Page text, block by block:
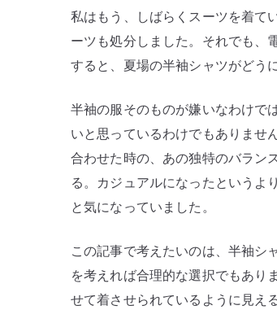
私はもう、しばらくスーツを着て
ーツも処分しました。それでも、
すると、夏場の半袖シャツがどう
半袖の服そのものが嫌いなわけで
いと思っているわけでもありませ
合わせた時の、あの独特のバラン
る。カジュアルになったというよ
と気になっていました。
この記事で考えたいのは、半袖シ
を考えれば合理的な選択でもあり
せて着させられているように見え